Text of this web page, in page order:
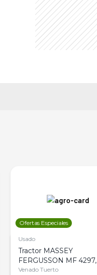
Ofertas Especiales
Usado
Tractor MASSEY
FERGUSSON MF
4WD, PATON
Venado Tuerto